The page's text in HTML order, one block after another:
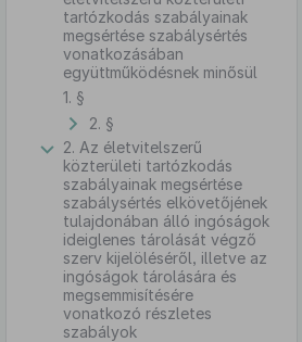
tartózkodás szabályainak
megsértése szabálysértés
vonatkozásában
együttműködésnek minősül
1. §
2. §
2. Az életvitelszerű
közterületi tartózkodás
szabályainak megsértése
szabálysértés elkövetőjének
tulajdonában álló ingóságok
ideiglenes tárolását végző
szerv kijelöléséről, illetve az
ingóságok tárolására és
megsemmisítésére
vonatkozó részletes
szabályok